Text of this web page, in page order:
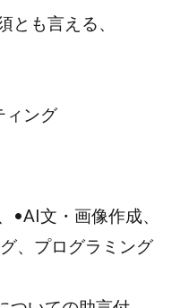
とも言える、
ィング
•AI文・画像作成、
、プログラミング